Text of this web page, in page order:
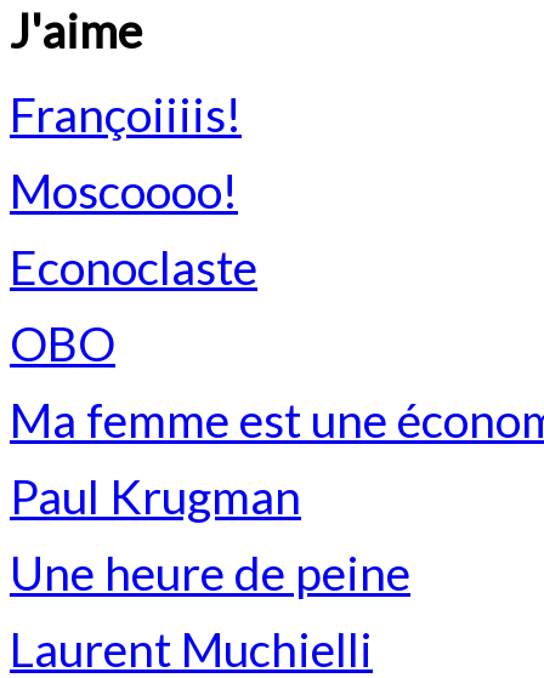
J'aime
Françoiiiis!
Moscoooo!
Econoclaste
OBO
Ma femme est une
Paul Krugman
Une heure de peine
Laurent Muchielli